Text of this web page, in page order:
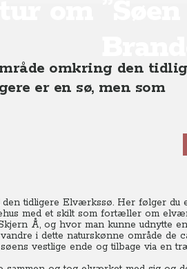
om ”Søen
omkring den
er en sø, men som
tidligere Elværkssø. Her følger du
med et skilt som fortæller om
Å, og hvor man kunne udnytte
i dette naturskønne område de
vestlige ende og tilbage via en